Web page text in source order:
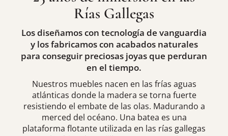
Rías Gallegas
Los diseñamos con tecnología de vanguardia
y los fabricamos con acabados naturales
para conseguir preciosas joyas que perduran
en el tiempo.
Nuestros muebles nacen en las frías aguas
atlánticas donde la madera se torna fuerte
resistiendo el embate de las olas. Madurando a
merced del océano. Una batea es una
plataforma flotante utilizada en las rías gallegas